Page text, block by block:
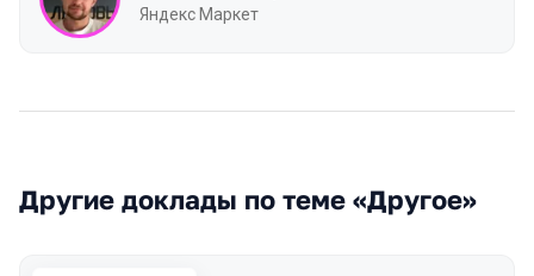
Яндекс Маркет
Другие доклады по теме «Другое»